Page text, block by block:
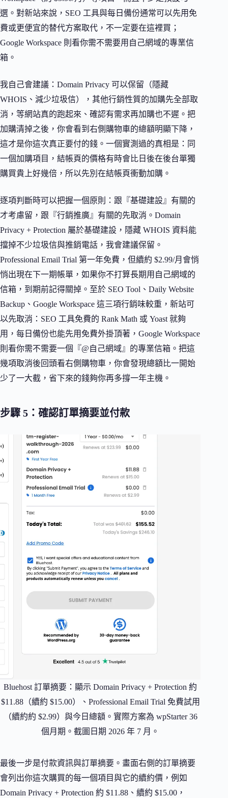
選。對新站來說，SEO 工具與每日備份通常可以先用免
費或更便宜的替代方案取代，不一定要在這裡買；
Google Workspace 則看你需不需要用自己網域的專業信
箱。
我自己會建議：Domain Privacy 可以保留（隱藏
WHOIS、減少垃圾信），其他行銷性質的加購先全部取
消，等網站真的跑起來、確認有需求再加購也不遲。把
加購清掉之後，你會看到右側購物車的總額明顯下降，
這才是你這次真正要付的錢。一個實測過的真相是：同
一個加購項目，結帳頁的價格有時會比日後在後台單獨
購買貴上好幾倍，所以先別在結帳頁衝動加購。
逐項判斷時可以把握一個原則：跟『基礎建設』有關的
才考慮留，跟『行銷推廣』有關的先取消。Domain
Privacy + Protection 屬於基礎建設，隱藏 WHOIS 資料能
擋掉不少垃圾信與推銷電話，我會建議保留。
Professional Email Trial 第一年免費，但續約 $2.99/月會悄
悄出現在下一期帳單，如果你不打算長期用自己網域的
信箱，到期前記得關掉。至於 SEO Tool、Daily Website
Backup、Google Workspace 這三項行銷味較重，新站可
以先取消：SEO 工具免費的 Rank Math 或 Yoast 就夠
用，每日備份也能先用免費外掛頂著，Google Workspace
則看你需不需要一個『@自己網域』的專業信箱。把這
幾項取消後回頭看右側購物車，你會發現總額比一開始
少了一大截，省下來的錢夠你再多撐一年主機。
步驟 5：確認訂單摘要並付款
Bluehost 訂單摘要：顯示 Domain Privacy + Protection 約
$11.88（續約 $15.00）、Professional Email Trial 免費試用
（續約約 $2.99）與今日總額。實際方案為 wpStarter 36
個月期。截圖日期 2026 年 7 月。
最後一步是付款資訊與訂單摘要。畫面右側的訂單摘要
會列出你這次購買的每一個項目與它的續約價，例如
Domain Privacy + Protection 約 $11.88、續約 $15.00，